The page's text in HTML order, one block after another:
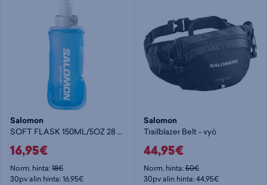
Salomon
SOFT FLASK 150ML/5OZ 28 CLEAR BLUE - pehmeä juomapullo
16,95€
Norm. hinta:18€
30pv alin hinta: 16,95€
Salomon
Trailblazer Belt - vyö
44,95€
Norm. hinta:50€
30pv alin hinta: 44,95€